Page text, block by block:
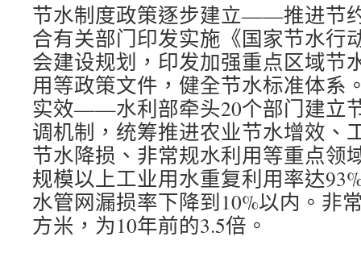
节水制度政策逐步建立——推进节
合有关部门印发实施《国家节水行
会建设规划，印发加强重点区域节
用等政策文件，健全节水标准体系
实效——水利部牵头20个部门建立
调机制，统筹推进农业节水增效、
节水降损、非常规水利用等重点领
规模以上工业用水重复利用率达
水管网漏损率下降到10%以内。非
方米，为10年前的3.5倍。